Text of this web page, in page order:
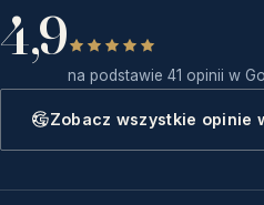
4,9
na podstawie 41 opinii w
Zobacz wszystkie opinie